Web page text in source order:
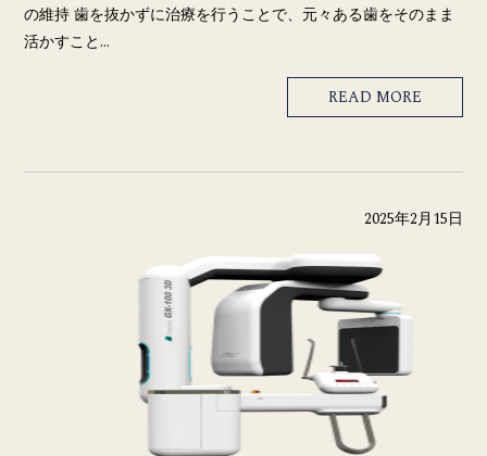
の維持 歯を抜かずに治療を行うことで、元々ある歯をそのまま
活かすこと…
READ MORE
2025年2月15日